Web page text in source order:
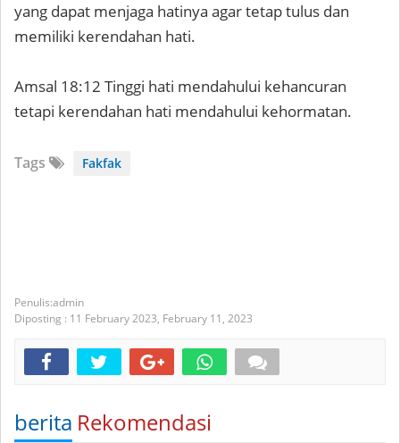
yang dapat menjaga hatinya agar tetap tulus dan
memiliki kerendahan hati.
Amsal 18:12 Tinggi hati mendahului kehancuran
tetapi kerendahan hati mendahului kehormatan.
Tags Fakfak
admin
Diposting : 11 February 2023, February 11, 2023
berita Rekomendasi